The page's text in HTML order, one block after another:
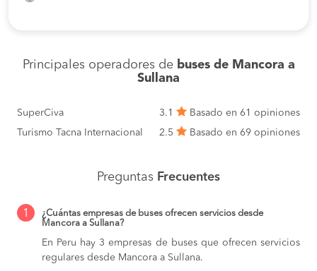
Principales operadores de buses de Mancora a
Sullana
SuperCiva 3.1
Basado en 61 opiniones
Turismo Tacna Internacional
2.5 Basado en 69 opiniones
Preguntas Frecuentes
1
¿Cuántas empresas de buses ofrecen servicios desde
Mancora a Sullana?
En Peru hay 3 empresas de buses que ofrecen servicios
regulares desde Mancora a Sullana.